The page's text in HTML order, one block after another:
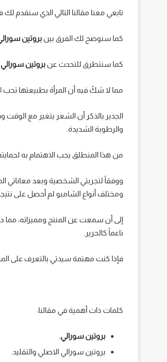
تابعي معنا مقالنا التالي الذي سنقدم
كما سنوضح لك الفرق بين بروتين
كما سنتطرق للتحدث عن بروتين
مما لا شكّ فيه أن المرأة بطبيعتها
الجدير بالذكر أن الشعر يتغير مع
والرطوبة الشديدة.
من هذا المنطلق يجب الاهتمام به
ووفقاً لتجربتي الشخصية وبعد معاناتي
ومختلف أنواع الشامبو لم أحصل على
إلى أن سمعت عن المنتج ومميزاته، مما
ناعماً كالحرير.
فإذا كنت مهتمة سيدتي بالتعرف على
كلمات ذات أهمية في مقالنا:
بروتين سورالي.
بروتين سورالي الاصلي والتقليد.